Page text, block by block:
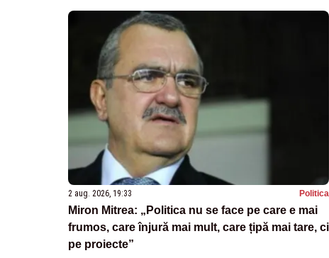
2 aug. 2026, 19:33 Politica
Miron Mitrea: „Politica nu se face pe care e mai
frumos, care înjură mai mult, care țipă mai tare, ci
pe proiecte”